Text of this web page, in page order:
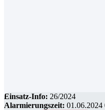
Einsatz-Info: 26/2024
Alarmierungszeit: